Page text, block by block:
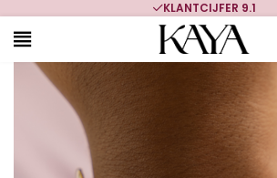
KLANTCIJFER 9.1